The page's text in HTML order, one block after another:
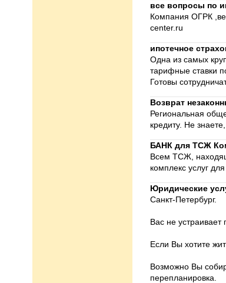
все вопросы по
Компания ОГРК
center.ru
ипотечное
Одна из самых
тарифные ставки
Готовы
Возврат
Региональная
кредиту. Не
БАНК для ТСЖ
Всем ТСЖ,
комплекс услуг
Юридические
Санкт-Петербург.
Вас не
Если Вы хотите
Возможно Вы
перепланировка.